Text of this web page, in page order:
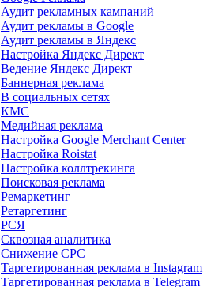
Аудит рекламных кампаний
Аудит рекламы в Google
Аудит рекламы в Яндекс
Настройка Яндекс Директ
Ведение Яндекс Директ
Баннерная реклама
В социальных сетях
КМС
Медийная реклама
Настройка Google Merchant Center
Настройка Roistat
Настройка коллтрекинга
Поисковая реклама
Ремаркетинг
Ретаргетинг
РСЯ
Сквозная аналитика
Снижение CPC
Таргетированная реклама в Instagram
Таргетированная реклама в Telegram